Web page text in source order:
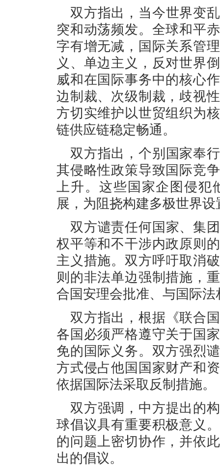
双方指出，当今世界变
突和动荡频发。全球和平
字有增无减，国际关系管
义、单边主义，反对世界
威和在国际事务中的核心
边制裁、次级制裁，歧视
方切实维护以世贸组织为
链供应链稳定畅通。
双方指出，个别国家奉
其侵略性政策导致国际竞
上升。这些国家企图侵犯
展，为阻挠构建多极世界设
双方谴责任何国家、集
权平等和不干涉内政原则
主义措施。双方呼吁取消
则的非法单边强制措施，
合国安理会批准、与国际
双方指出，根据《联合
各国必须严格遵守关于国
免的国际义务。双方强烈
方式侵占他国国家财产和
依据国际法采取反制措施。
双方强调，中方提出的
球倡议具有重要积极意义
的问题上密切协作，并依
出的倡议。